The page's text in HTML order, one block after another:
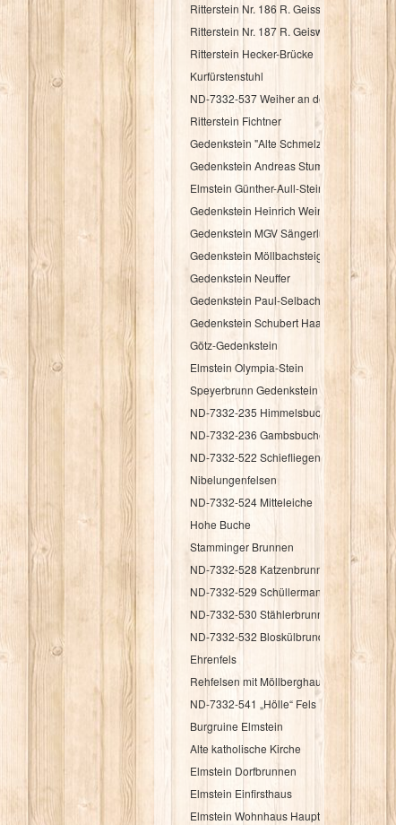
Ritterstein Nr. 186 R. Geisskopferhof
Ritterstein Nr. 187 R. Geiswieserhof
Ritterstein Hecker-Brücke
Kurfürstenstuhl
ND-7332-537 Weiher an der
Ritterstein Fichtner
Gedenkstein "Alte Schmelz"
Gedenkstein Andreas Stumpf
Elmstein Günther-Aull-Stein
Gedenkstein Heinrich Weintz
Gedenkstein MGV Sängerlust Elmstein
Gedenkstein Möllbachsteige
Gedenkstein Neuffer
Gedenkstein Paul-Selbach-Ruh
Gedenkstein Schubert Haag
Götz-Gedenkstein
Elmstein Olympia-Stein
Speyerbrunn Gedenkstein HK 1987
ND-7332-235 Himmelsbuche
ND-7332-236 Gambsbuche
ND-7332-522 Schiefliegender Fels
Nibelungenfelsen
ND-7332-524 Mitteleiche
Hohe Buche
Stamminger Brunnen
ND-7332-528 Katzenbrunnen
ND-7332-529 Schüllermannsbrunnen
ND-7332-530 Stählerbrunnen
ND-7332-532 Bloskülbrundsicht
Ehrenfels
Rehfelsen mit Möllberghaus
ND-7332-541 „Hölle“ Fels
Burgruine Elmstein
Alte katholische Kirche
Elmstein Dorfbrunnen
Elmstein Einfirsthaus
Elmstein Wohnhaus Hauptstraße 30